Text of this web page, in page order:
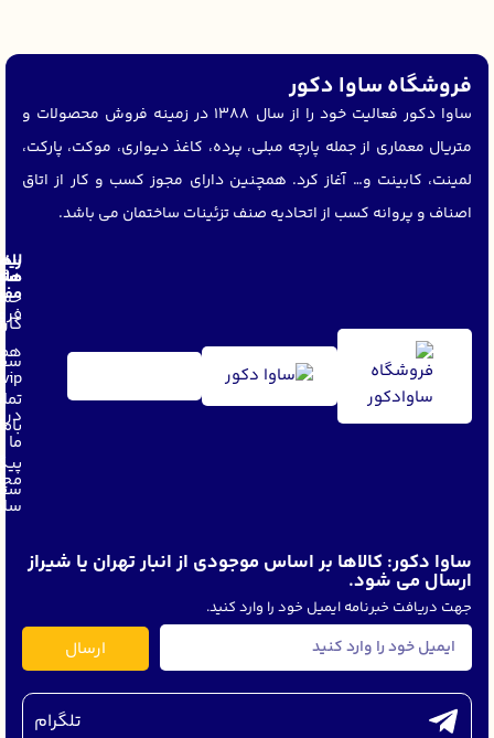
فروشگاه ساوا دکور
ساوا دکور فعالیت خود را از سال 1388 در زمینه فروش محصولات و
متریال معماری از جمله پارچه مبلی، پرده، کاغذ دیواری، موکت، پارکت،
لمینت، کابینت و… آغاز کرد. همچنین دارای مجوز کسب و کار از اتاق
اصناف و پروانه کسب از اتحادیه صنف تزئینات ساختمان می باشد.
vip
ما
باما
ساوا دکور: کالاها بر اساس موجودی از انبار تهران یا شیراز
ارسال می شود.
جهت دریافت خبرنامه ایمیل خود را وارد کنید.
ارسال
تلگرام